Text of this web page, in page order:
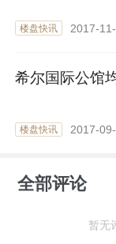
楼盘快讯 2017-
希尔国际公馆
楼盘快讯 2017-
全部评论
暂无